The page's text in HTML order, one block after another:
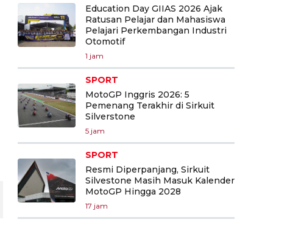
Education Day GIIAS 2026 Ajak
Ratusan Pelajar dan Mahasiswa
Pelajari Perkembangan Industri
Otomotif
1 jam
SPORT
MotoGP Inggris 2026: 5
Pemenang Terakhir di Sirkuit
Silverstone
5 jam
SPORT
Resmi Diperpanjang, Sirkuit
Silvestone Masih Masuk Kalender
MotoGP Hingga 2028
17 jam